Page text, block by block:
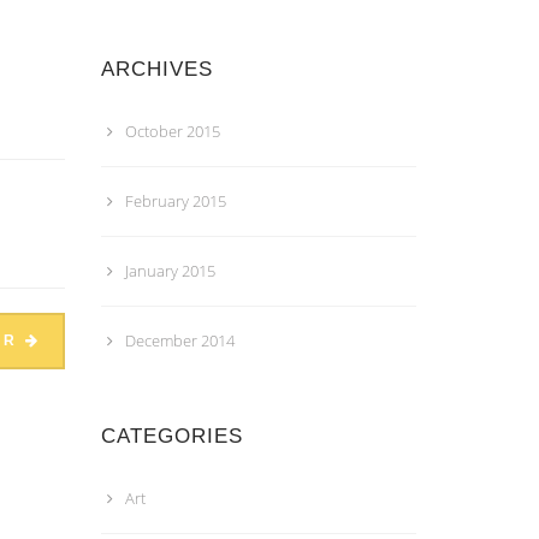
ARCHIVES
October 2015
February 2015
January 2015
December 2014
CATEGORIES
Art